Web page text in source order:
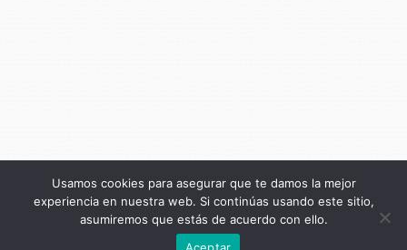
Usamos cookies para asegurar que te damos la mejor
experiencia en nuestra web. Si continúas usando este sitio,
asumiremos que estás de acuerdo con ello.
Aceptar